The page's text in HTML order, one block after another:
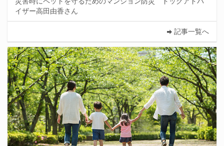
イザー高田由香さん
記事一覧へ